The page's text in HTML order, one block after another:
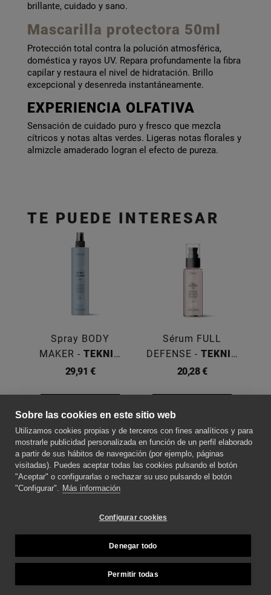
brillante, cuidado y sano.
Mascarilla protectora 50ml
Protección total contra la polución atmosférica,
doméstica y rayos UV. Repara profundamente la fibra
capilar y restaura el nivel de hidratación. Brillo
excepcional y desenreda instantáneamente.
EXPERIENCIA OLFATIVA
Sensación de cuidado puro y fresco que mezcla
cítricos y notas altas verdes. Ligeras notas florales y
almizcle amaderado logran el efecto de pureza.
TE PUEDE INTERESAR
Spray BODY
MAKER - TEKNIA
300ML
29,91 €
Comprar
Sérum FULL
DEFENSE - TEKNIA
100ML
20,28 €
SOBRE NOSOTROS
CONTACTE CON NOSOTROS
SÍGUENOS PARA ESTAR AL DÍA DE LAS
MÉTODOS DE PAGO
Sobre las cookies en este sitio web
Utilizamos cookies propias y de terceros con fines analíticos y para
mostrarle publicidad personalizada en función de un perfil elaborado
a partir de sus hábitos de navegación (por ejemplo, páginas
visitadas). Puedes aceptar todas las cookies pulsando el botón
"Aceptar" o configurarlas o rechazar su uso pulsando el botón
"Configurar". Más información
Configurar cookies
Denegar todo
Permitir todas